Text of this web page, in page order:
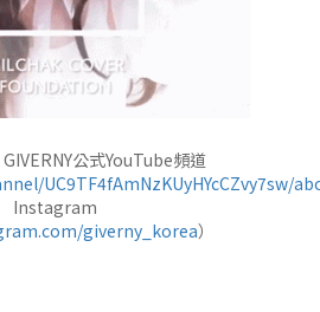
公式YouTube頻道
UC9TF4fAmNzKUyHYcCZvy7sw/
Instagram
giverny_korea）